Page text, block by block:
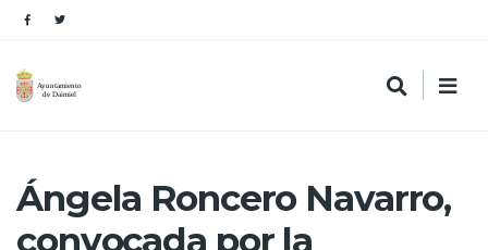
Ángela Roncero Navarro,
convocada por la